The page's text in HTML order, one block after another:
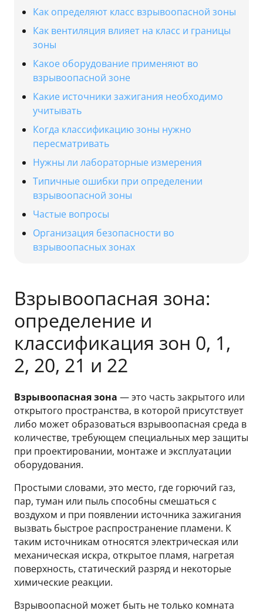
Взрывоопасная зона:
определение и
классификация зон 0, 1,
2, 20, 21 и 22
Взрывоопасная зона — это часть закрытого или
открытого пространства, в которой присутствует
либо может образоваться взрывоопасная среда в
количестве, требующем специальных мер защиты
при проектировании, монтаже и эксплуатации
оборудования.
Простыми словами, это место, где горючий газ,
пар, туман или пыль способны смешаться с
воздухом и при появлении источника зажигания
вызвать быстрое распространение пламени. К
таким источникам относятся электрическая или
механическая искра, открытое пламя, нагретая
поверхность, статический разряд и некоторые
химические реакции.
Взрывоопасной может быть не только комната
Как определяют класс взрывоопасной зоны
Как вентиляция влияет на класс и границы
зоны
Какое оборудование применяют во
взрывоопасной зоне
Какие источники зажигания необходимо
учитывать
Когда классификацию зоны нужно
пересматривать
Нужны ли лабораторные измерения
Типичные ошибки при определении
взрывоопасной зоны
Частые вопросы
Организация безопасности во
взрывоопасных зонах